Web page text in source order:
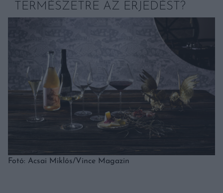
TERMÉSZETRE AZ ERJEDÉST?
Fotó: Acsai Miklós/Vince Magazin